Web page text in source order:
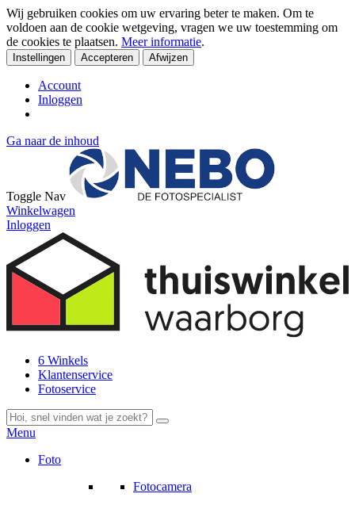
Wij gebruiken cookies om uw ervaring beter te maken. Om te
voldoen aan de cookie wetgeving, vragen we uw toestemming om
de cookies te plaatsen. Meer informatie.
Instellingen Accepteren Afwijzen
Account
Inloggen
Ga naar de inhoud
Toggle Nav
Winkelwagen
Inloggen
6 Winkels
Klantenservice
Fotoservice
Menu
Foto
Fotocamera